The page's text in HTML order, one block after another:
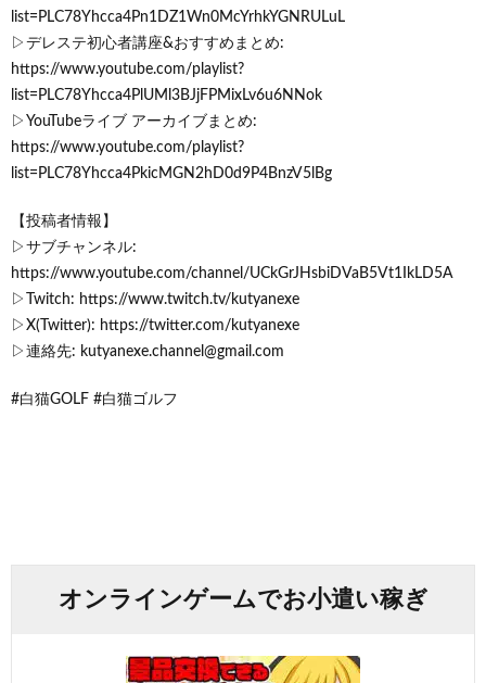
list=PLC78Yhcca4Pn1DZ1Wn0McYrhkYGNRULuL
▷デレステ初心者講座&おすすめまとめ:
https://www.youtube.com/playlist?
list=PLC78Yhcca4PlUMl3BJjFPMixLv6u6NNok
▷YouTubeライブ アーカイブまとめ:
https://www.youtube.com/playlist?
list=PLC78Yhcca4PkicMGN2hD0d9P4BnzV5lBg
【投稿者情報】
▷サブチャンネル:
https://www.youtube.com/channel/UCkGrJHsbiDVaB5Vt1IkLD5A
▷Twitch: https://www.twitch.tv/kutyanexe
▷X(Twitter): https://twitter.com/kutyanexe
▷連絡先: kutyanexe.channel@gmail.com
#白猫GOLF #白猫ゴルフ
オンラインゲームでお小遣い稼ぎ